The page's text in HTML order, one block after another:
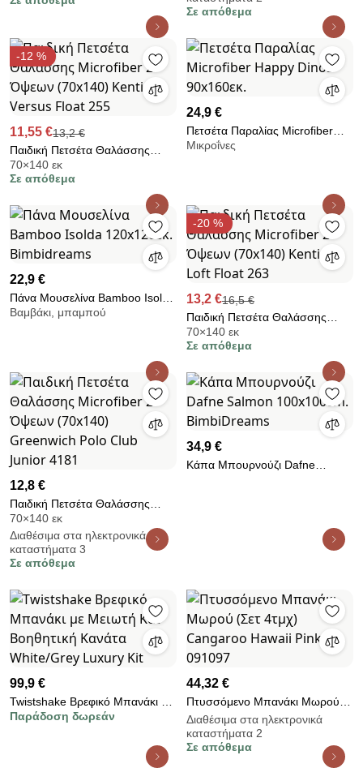
Special Party Pink 420gsm
Σε απόθεμα
-12 %
11,55 €13,2 €
Παιδική Πετσέτα Θαλάσσης
Microfiber 2 Όψεων (70x140)
Kentia Versus Float 255
70×140 εκ
Σε απόθεμα
24,9 €
Πετσέτα Παραλίας Microfiber
Happy Dinos 90x160εκ.
Μικροΐνες
22,9 €
Πάνα Μουσελίνα Bamboo Isolda
120x120εκ. Bimbidreams
Βαμβάκι, μπαμπού
-20 %
13,2 €16,5 €
Παιδική Πετσέτα Θαλάσσης
Microfiber 2 Όψεων (70x140)
Kentia Loft Float 263
70×140 εκ
Σε απόθεμα
12,8 €
Παιδική Πετσέτα Θαλάσσης
Microfiber 2 Όψεων (70x140)
Greenwich Polo Club Junior
4181
70×140 εκ
Διαθέσιμα στα ηλεκτρονικά
καταστήματα 3
Σε απόθεμα
34,9 €
Κάπα Μπουρνούζι Dafne
99,9 €
Twistshake Βρεφικό Μπανάκι με
Μειωτή Και Βοηθητική Κανάτα
Παράδοση δωρεάν
44,32 €
Πτυσσόμενο Μπανάκι Μωρού
(Σετ 4τμχ) Cangaroo Hawaii
Pink 091097
Διαθέσιμα στα ηλεκτρονικά
καταστήματα 2
Σε απόθεμα